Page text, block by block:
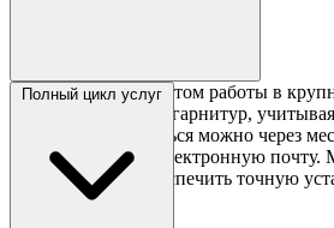
Специалисты с опытом работы в
помогут подобрать гарнитур,
помещения. Связаться можно через
видеозвонки или электронную почту.
замеров, чтобы обеспечить точную
Полный цикл услуг